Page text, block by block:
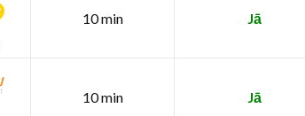
10 min Jā
10 min Jā